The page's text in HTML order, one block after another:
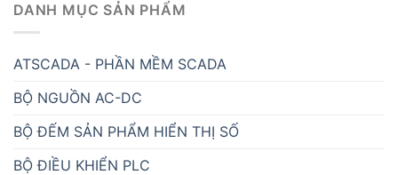
DANH MỤC SẢN PHẨM
ATSCADA - PHẦN MỀM SCADA
BỘ NGUỒN AC-DC
BỘ ĐẾM SẢN PHẨM HIỂN THỊ SỐ
BỘ ĐIỀU KHIỂN PLC